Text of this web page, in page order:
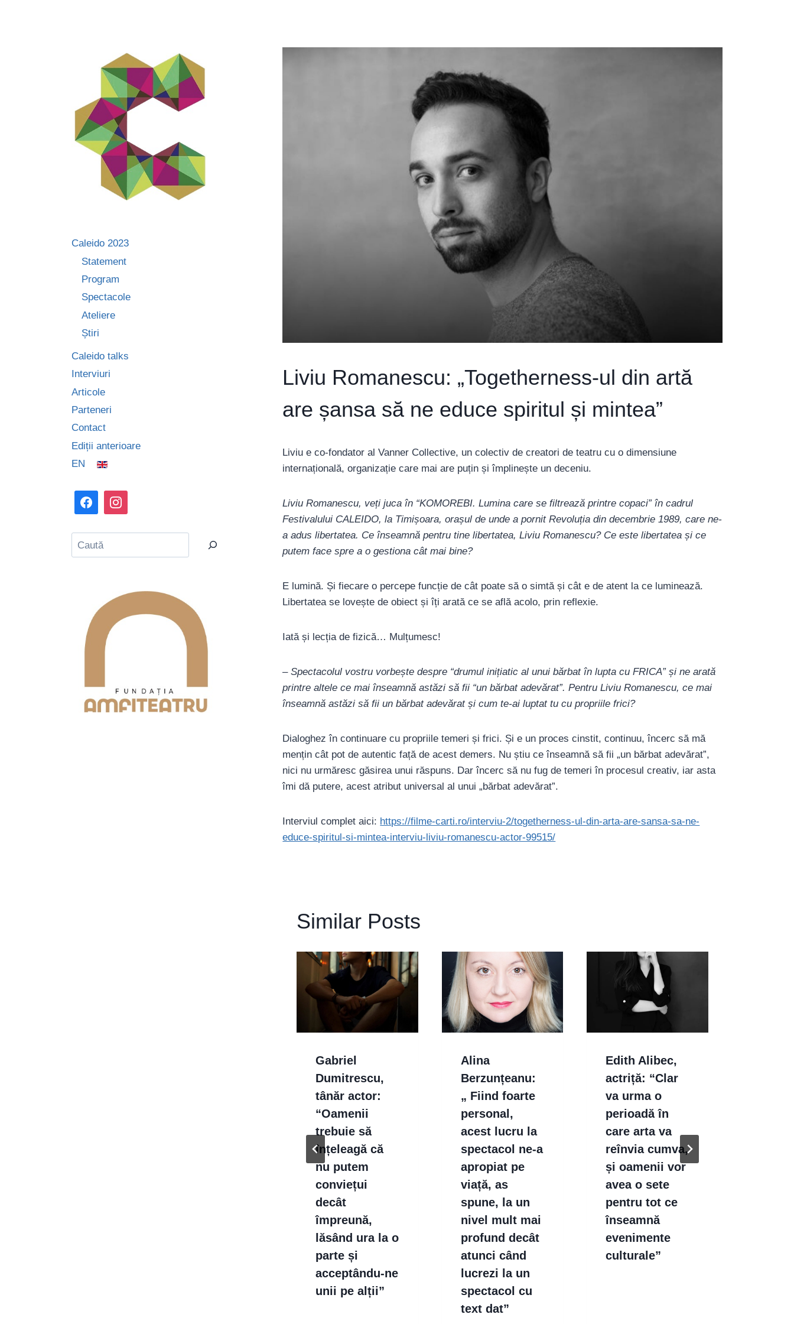
Liviu Romanescu: „Togetherness-ul din artă
are șansa să ne educe spiritul și mintea”
Liviu e co-fondator al Vanner Collective, un colectiv de creatori de teatru cu o dimensiune
internațională, organizație care mai are puțin și împlinește un deceniu.
Liviu Romanescu, veți juca în “KOMOREBI. Lumina care se filtrează printre copaci” în cadrul
Festivalului CALEIDO, la Timișoara, orașul de unde a pornit Revoluția din decembrie 1989, care ne-
a adus libertatea. Ce înseamnă pentru tine libertatea, Liviu Romanescu? Ce este libertatea și ce
putem face spre a o gestiona cât mai bine?
E lumină. Și fiecare o percepe funcție de cât poate să o simtă și cât e de atent la ce luminează.
Libertatea se lovește de obiect și îți arată ce se află acolo, prin reflexie.
Iată și lecția de fizică… Mulțumesc!
– Spectacolul vostru vorbește despre “drumul inițiatic al unui bărbat în lupta cu FRICA” și ne arată
printre altele ce mai înseamnă astăzi să fii “un bărbat adevărat”. Pentru Liviu Romanescu, ce mai
înseamnă astăzi să fii un bărbat adevărat și cum te-ai luptat tu cu propriile frici?
Dialoghez în continuare cu propriile temeri și frici. Și e un proces cinstit, continuu, încerc să mă
mențin cât pot de autentic față de acest demers. Nu știu ce înseamnă să fii „un bărbat adevărat”,
nici nu urmăresc găsirea unui răspuns. Dar încerc să nu fug de temeri în procesul creativ, iar asta
îmi dă putere, acest atribut universal al unui „bărbat adevărat”.
Interviul complet aici: https://filme-carti.ro/interviu-2/togetherness-ul-din-arta-are-sansa-sa-ne-
educe-spiritul-si-mintea-interviu-liviu-romanescu-actor-99515/
Similar Posts
Gabriel
Dumitrescu,
tânăr actor:
“Oamenii
trebuie să
înțeleagă că
nu putem
conviețui
decât
împreună,
lăsând ura la o
parte și
acceptându-ne
unii pe alții”
Alina
Berzunțeanu:
„ Fiind foarte
personal,
acest lucru la
spectacol ne-a
apropiat pe
viață, as
spune, la un
nivel mult mai
profund decât
atunci când
lucrezi la un
spectacol cu
text dat”
Edith Alibec,
actriță: “Clar
va urma o
perioadă în
care arta va
reînvia cumva,
și oamenii vor
avea o sete
pentru tot ce
înseamnă
evenimente
culturale”
Caleido 2023
Statement
Program
Spectacole
Ateliere
Știri
Caleido talks
Interviuri
Articole
Parteneri
Contact
Ediții anterioare
EN
Caută